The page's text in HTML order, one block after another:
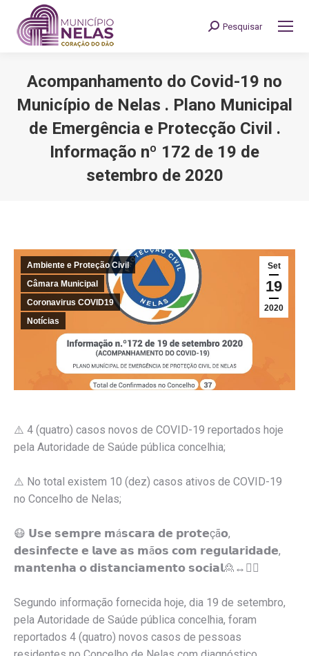
Search:
Pesquisar
Acompanhamento do Covid-19 no
Município de Nelas . Plano Municipal
de Emergência e Protecção Civil .
Informação nº 172 de 19 de
setembro de 2020
Set
19
2020
Ambiente e Proteção Civil
Câmara Municipal
Coronavirus COVID19
Notícias
⚠️ 4 (quatro) casos novos de COVID-19 reportados hoje
pela Autoridade de Saúde pública concelhia;
⚠️ No total existem 10 (dez) casos ativos de COVID-19
no Concelho de Nelas;
😷 𝗨𝘀𝗲 𝘀𝗲𝗺𝗽𝗿𝗲 𝗺á𝘀𝗰𝗮𝗿𝗮 𝗱𝗲 𝗽𝗿𝗼𝘁𝗲çã𝗼,
𝗱𝗲𝘀𝗶𝗻𝗳𝗲𝗰𝘁𝗲 𝗲 𝗹𝗮𝘃𝗲 𝗮𝘀 𝗺ã𝗼𝘀 𝗰𝗼𝗺 𝗿𝗲𝗴𝘂𝗹𝗮𝗿𝗶𝗱𝗮𝗱𝗲,
𝗺𝗮𝗻𝘁𝗲𝗻𝗵𝗮 𝗼 𝗱𝗶𝘀𝘁𝗮𝗻𝗰𝗶𝗮𝗺𝗲𝗻𝘁𝗼 𝘀𝗼𝗰𝗶𝗮𝗹🙎 ↔️ 🙎‍♀️
Segundo informação fornecida hoje, dia 19 de setembro,
pela Autoridade de Saúde pública concelhia, foram
reportados 4 (quatro) novos casos de pessoas